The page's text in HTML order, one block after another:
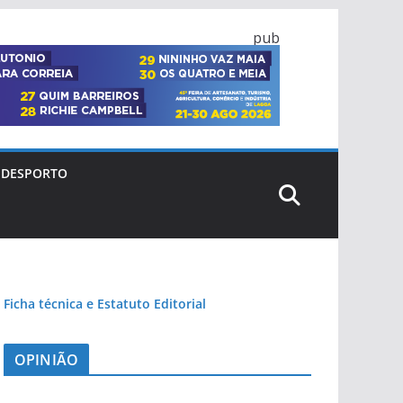
pub
DESPORTO
Ficha técnica e Estatuto Editorial
OPINIÃO